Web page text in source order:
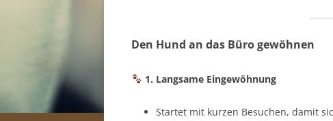
Den Hund an das Büro gewöhnen
1. Langsame Eingewöhnung
Startet mit kurzen Besuchen, damit